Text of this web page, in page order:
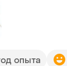
опыта